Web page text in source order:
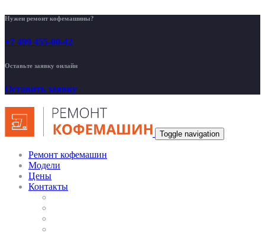
Нужен ремонт кофемашины?
+7 499 455-00-42
Оставьте заявку онлайн
Оставить заявку
Toggle navigation
Ремонт кофемашин
Модели
Цены
Контакты